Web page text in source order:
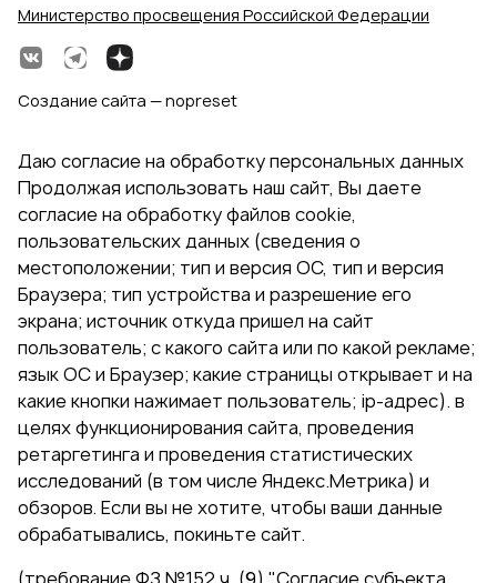
Министерство просвещения Российской Федерации
Создание сайта — nopreset
Даю согласие на обработку персональных данных
Продолжая использовать наш сайт, Вы даете
согласие на обработку файлов cookie,
пользовательских данных (сведения о
местоположении; тип и версия ОС, тип и версия
Браузера; тип устройства и разрешение его
экрана; источник откуда пришел на сайт
пользователь; с какого сайта или по какой рекламе;
язык ОС и Браузер; какие страницы открывает и на
какие кнопки нажимает пользователь; ip-адрес). в
целях функционирования сайта, проведения
ретаргетинга и проведения статистических
исследований (в том числе Яндекс.Метрика) и
обзоров. Если вы не хотите, чтобы ваши данные
обрабатывались, покиньте сайт.